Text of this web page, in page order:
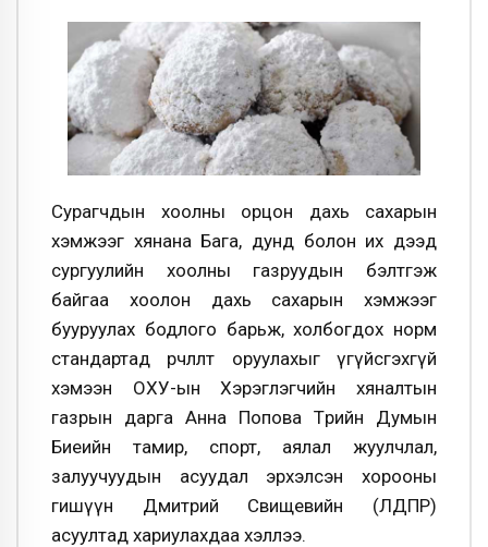
Сурагчдын хоолны орцон дахь сахарын
хэмжээг хянана Бага, дунд болон их дээд
сургуулийн хоолны газруудын бэлтгэж
байгаа хоолон дахь сахарын хэмжээг
бууруулах бодлого барьж, холбогдох норм
стандартад өөрчлөлт оруулахыг үгүйсгэхгүй
хэмээн ОХУ-ын Хэрэглэгчийн хяналтын
газрын дарга Анна Попова Төрийн Думын
Биеийн тамир, спорт, аялал жуулчлал,
залуучуудын асуудал эрхэлсэн хорооны
гишүүн Дмитрий Свищевийн (ЛДПР)
асуултад хариулахдаа хэллээ.